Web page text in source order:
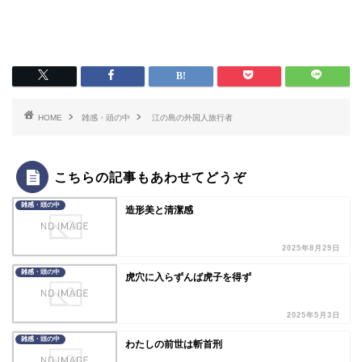
HOME 雑感・頭の中 江の島の外国人旅行者
こちらの記事もあわせてどうぞ
雑感・頭の中 造形美と清潔感
2025年8月29日
雑感・頭の中 虎穴に入らずんば虎子を得ず
2025年5月3日
雑感・頭の中 わたしの前世は斬首刑